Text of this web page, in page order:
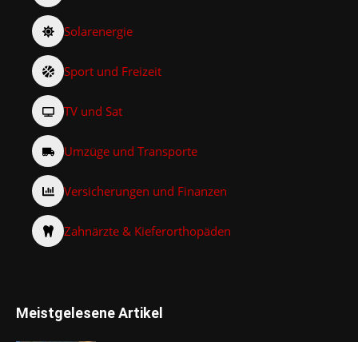
Solarenergie
Sport und Freizeit
TV und Sat
Umzüge und Transporte
Versicherungen und Finanzen
Zahnärzte & Kieferorthopäden
Meistgelesene Artikel